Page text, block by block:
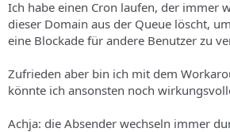
Ich habe einen Cron laufen, der immer
dieser Domain aus der Queue löscht,
eine Blockade für andere Benutzer zu
Zufrieden aber bin ich mit dem
könnte ich ansonsten noch
Achja: die Absender wechseln immer